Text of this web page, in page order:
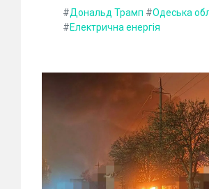
#Дональд Трамп #Одеська
#Електрична енергія